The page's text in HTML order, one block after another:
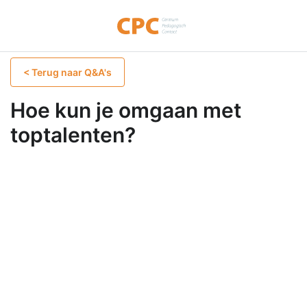
< Terug naar Q&A's
Hoe kun je omgaan met
toptalenten?